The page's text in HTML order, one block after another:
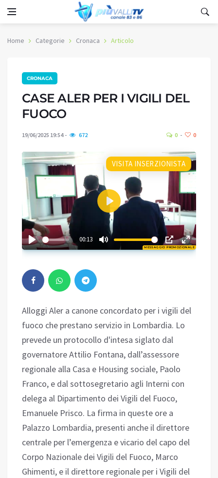
Home Categorie Cronaca Articolo
CRONACA
CASE ALER PER I VIGILI DEL
FUOCO
19/06/2025 19:54 672 0 0
MESSAGGIO PROMOZIONALE
VISITA INSERZIONISTA
00:13
Play
02:47
Alloggi Aler a canone concordato per i vigili del
fuoco che prestano servizio in Lombardia. Lo
prevede un protocollo d'intesa siglato dal
governatore Attilio Fontana, dall’assessore
regionale alla Casa e Housing sociale, Paolo
Franco, e dal sottosegretario agli Interni con
delega al Dipartimento dei Vigili del Fuoco,
Emanuele Prisco. La firma in queste ore a
Palazzo Lombardia, presenti anche il direttore
centrale per l’emergenza e vicario del capo del
Corpo Nazionale dei Vigili del Fuoco, Marco
Ghimenti, e il direttore regionale per i Vigili del